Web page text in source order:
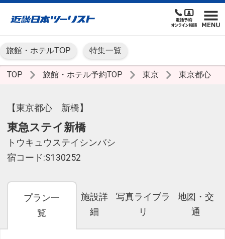
旅館・ホテルTOP 特集一覧
TOP 旅館・ホテル予約TOP 東京 東京都心
【東京都心 新橋】
東急ステイ新橋
トウキュウステイシンバシ
宿コード:S130252
プラン一
覧
施設詳
細
写真ライブラ
リ
地図・交
通